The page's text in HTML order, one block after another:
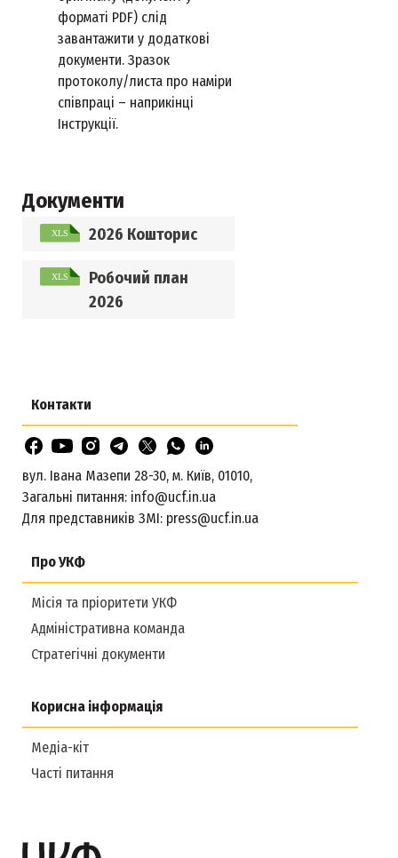
форматі PDF) слід
завантажити у додаткові
документи. Зразок
протоколу/листа про наміри
співпраці – наприкінці
Інструкції.
Документи
2026 Кошторис
Робочий план
2026
Про УКФ
Місія та пріоритети УКФ
Адміністративна команда
Стратегічні документи
Корисна інформація
Медіа-кіт
Часті питання
Контакти
вул. Івана Мазепи 28-30, м. Київ, 01010,
Загальні питання: info@ucf.in.ua
Для представників ЗМІ: press@ucf.in.ua